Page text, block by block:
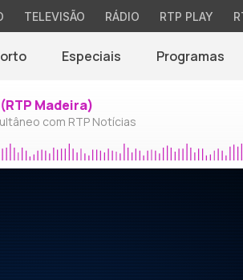
TELEVISÃO RÁDIO RTP PLAY
Especiais Programas
Madeira)
com RTP Notícias